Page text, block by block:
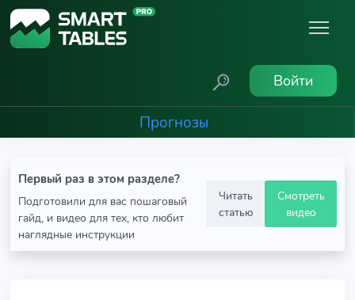
Войти
Прогнозы
Первый раз в этом разделе?
Подготовили для вас пошаговый
гайд, и видео для тех, кто любит
наглядные инструкции
Читать
статью
Смотреть
видео